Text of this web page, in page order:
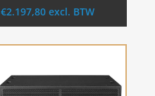
€2.197,80 excl. BTW